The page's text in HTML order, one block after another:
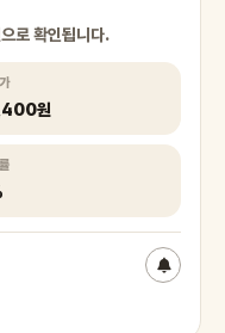
로 확인됩니다.
원